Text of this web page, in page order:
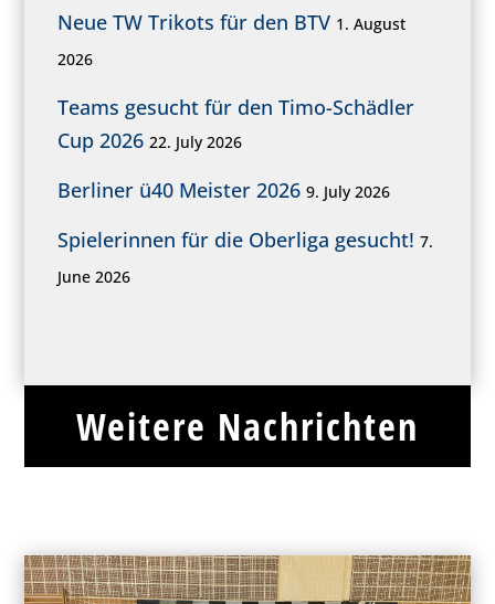
Neue TW Trikots für den BTV 1. August
2026
Teams gesucht für den Timo-Schädler
Cup 2026 22. July 2026
Berliner ü40 Meister 2026 9. July 2026
Spielerinnen für die Oberliga gesucht! 7.
June 2026
Weitere Nachrichten